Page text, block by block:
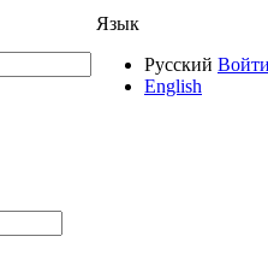
Язык
Русский
English
Войти